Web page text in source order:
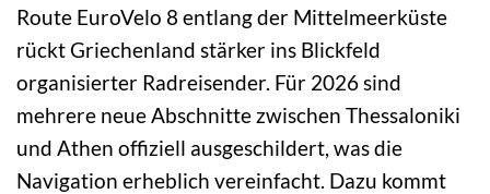
Route EuroVelo 8 entlang der Mittelmeerküste
rückt Griechenland stärker ins Blickfeld
organisierter Radreisender. Für 2026 sind
mehrere neue Abschnitte zwischen Thessaloniki
und Athen offiziell ausgeschildert, was die
Navigation erheblich vereinfacht. Dazu kommt